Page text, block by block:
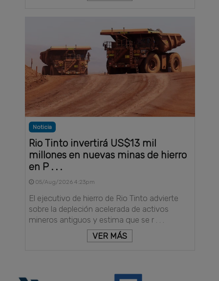
Noticia
Rio Tinto invertirá US$13 mil
millones en nuevas minas de hierro
en P . . .
05/Aug/2026 4:23pm
El ejecutivo de hierro de Rio Tinto advierte
sobre la depleción acelerada de activos
mineros antiguos y estima que se r . . .
VER MÁS